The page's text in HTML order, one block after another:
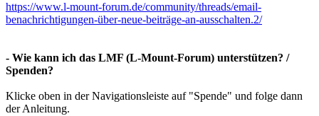
https://www.l-mount-forum.de/community/threads/email-
benachrichtigungen-über-neue-beiträge-an-ausschalten.2/
- Wie kann ich das LMF (L-Mount-Forum) unterstützen? /
Spenden?
Klicke oben in der Navigationsleiste auf "Spende" und folge dann
der Anleitung.